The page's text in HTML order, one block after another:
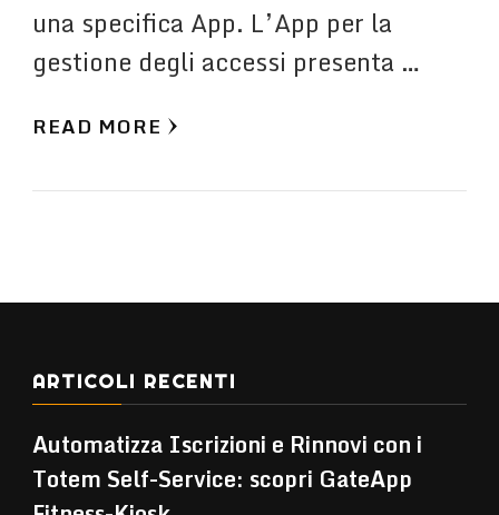
una specifica App. L’App per la
gestione degli accessi presenta …
READ MORE
ARTICOLI RECENTI
Automatizza Iscrizioni e Rinnovi con i
Totem Self-Service: scopri GateApp